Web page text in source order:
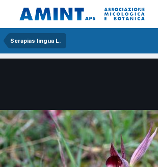
Serapias lingua L.